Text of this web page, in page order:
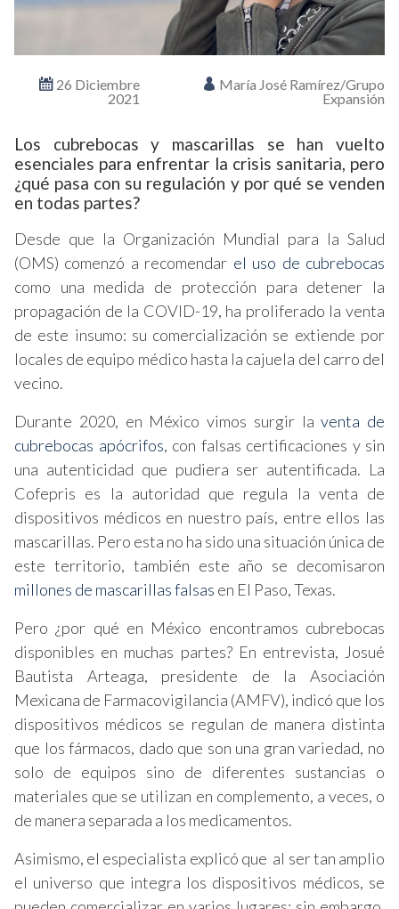
26 Diciembre
2021
María José Ramírez/Grupo
Expansión
Los cubrebocas y mascarillas se han vuelto
esenciales para enfrentar la crisis sanitaria, pero
¿qué pasa con su regulación y por qué se venden
en todas partes?
Desde que la Organización Mundial para la Salud
(OMS) comenzó a recomendar el uso de cubrebocas
como una medida de protección para detener la
propagación de la COVID-19, ha proliferado la venta
de este insumo: su comercialización se extiende por
locales de equipo médico hasta la cajuela del carro del
vecino.
Durante 2020, en México vimos surgir laventa de
cubrebocas apócrifos, con falsas certificaciones y sin
una autenticidad que pudiera ser autentificada. La
Cofepris es la autoridad que regula la venta de
dispositivos médicos en nuestro país, entre ellos las
mascarillas. Pero esta no ha sido una situación única de
este territorio, también este año se decomisaron
millones de mascarillas falsas en El Paso, Texas.
Pero ¿por qué en México encontramos cubrebocas
disponibles en muchas partes? En entrevista, Josué
Bautista Arteaga, presidente de la Asociación
Mexicana de Farmacovigilancia (AMFV), indicó que los
dispositivos médicos se regulan de manera distinta
que los fármacos, dado que son una gran variedad, no
solo de equipos sino de diferentes sustancias o
materiales que se utilizan en complemento, a veces, o
de manera separada a los medicamentos.
Asimismo, el especialista explicó que al ser tan amplio
el universo que integra los dispositivos médicos, se